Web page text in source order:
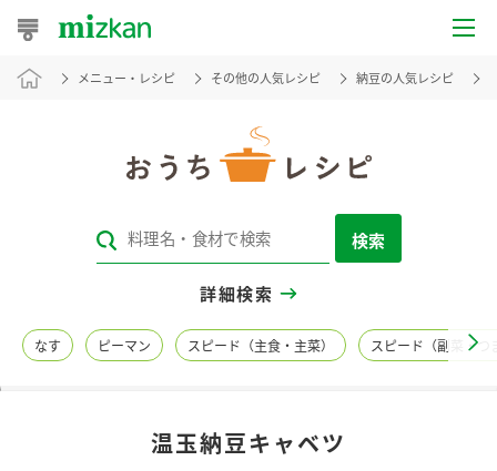
おうちレシピ
レシピカテゴリ一覧
レシピ名特集
メニュー・レシピ その他の人気レシピ 納豆の人気レシピ
検索
詳細検索
なす ピーマン スピード（主食・主菜） スピード（副菜・つ
温玉納豆キャベツ